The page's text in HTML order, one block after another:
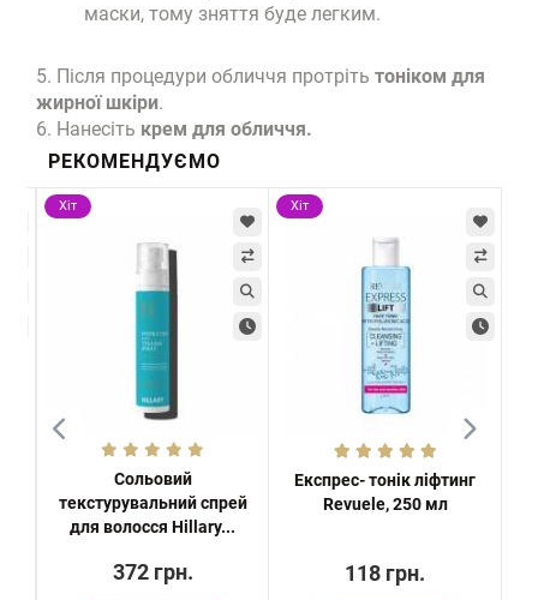
маски, тому зняття буде легким.
5. Після процедури обличчя протріть тоніком для
жирної шкіри.
6. Нанесіть крем для обличчя.
РЕКОМЕНДУЄМО
Хіт
Сольовий
текстурувальний спрей
для волосся Hillary...
372 грн.
Хіт
Експрес- тонік ліфтинг
Revuele, 250 мл
118 грн.